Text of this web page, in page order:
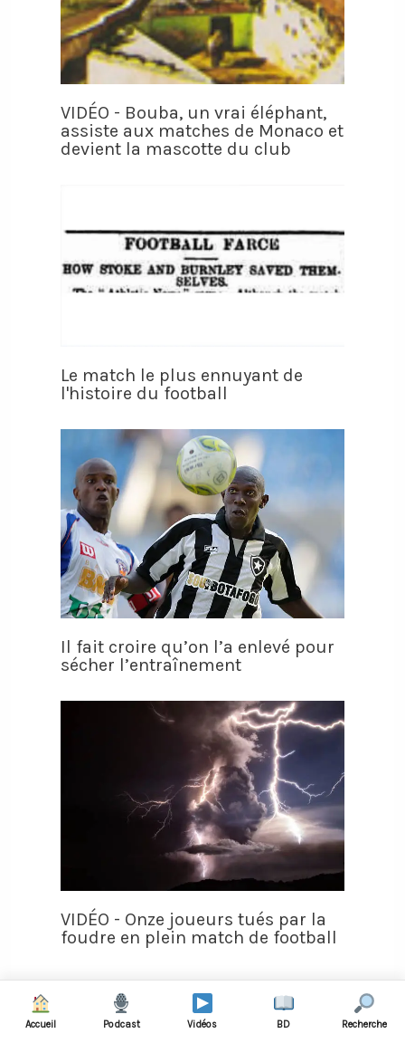
VIDÉO - Bouba, un vrai éléphant,
assiste aux matches de Monaco et
devient la mascotte du club
Le match le plus ennuyant de
l'histoire du football
Il fait croire qu’on l’a enlevé pour
sécher l’entraînement
VIDÉO - Onze joueurs tués par la
foudre en plein match de football
Accueil Podcast Vidéos BD Recherche